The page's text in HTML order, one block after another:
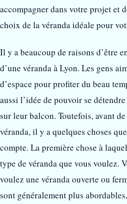
accompagner dans votre projet et
choix de la véranda idéale pour
Il y a beaucoup de raisons d’être
d’une véranda à Lyon. Les gens
d’espace pour profiter du beau
aussi l’idée de pouvoir se
sur leur balcon. Toutefois, avant
véranda, il y a quelques choses
compte. La première chose à
type de véranda que vous voulez.
voulez une véranda ouverte ou
sont généralement plus